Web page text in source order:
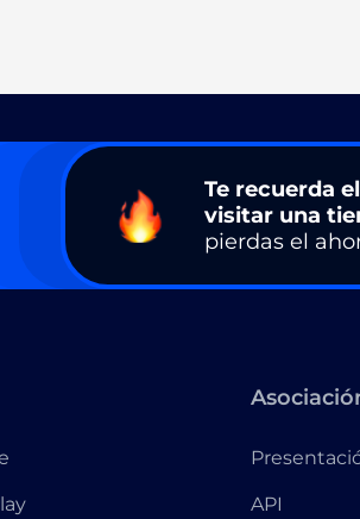
Te recuerda
visitar una
pierdas el
API